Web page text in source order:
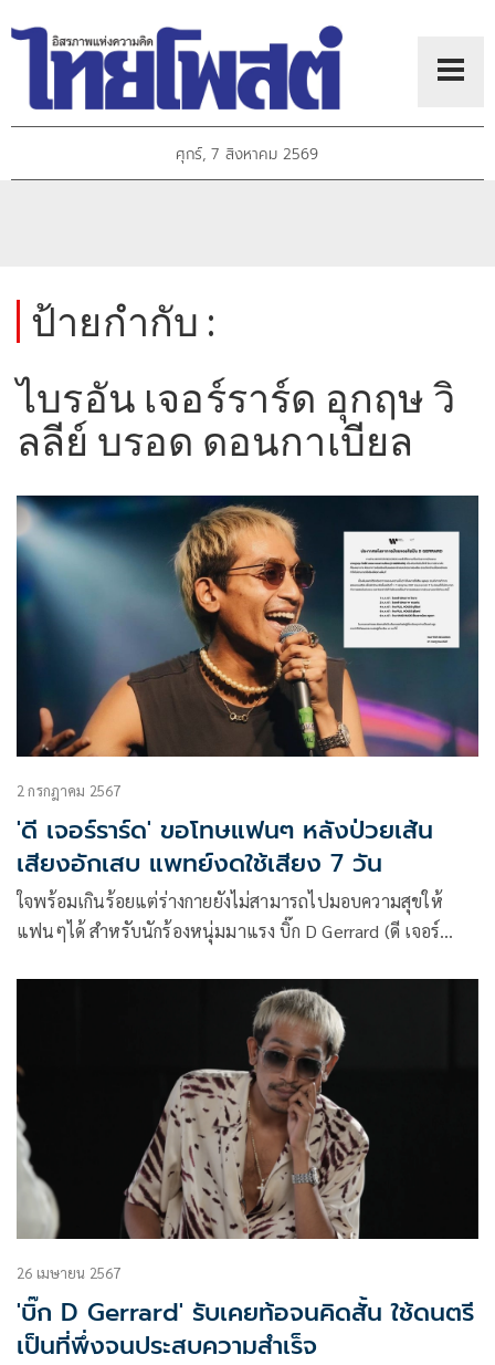
ศุกร์, 7 สิงหาคม 2569
ป้ายกำกับ :
ไบรอัน เจอร์ราร์ด อุกฤษ วิ
ลลีย์ บรอด ดอนกาเบียล
2 กรกฎาคม 2567
'ดี เจอร์ราร์ด' ขอโทษแฟนๆ หลังป่วยเส้น
เสียงอักเสบ แพทย์งดใช้เสียง 7 วัน
ใจพร้อมเกินร้อยแต่ร่างกายยังไม่สามารถไปมอบความสุขให้
แฟนๆได้ สำหรับนักร้องหนุ่มมาแรง บิ๊ก D Gerrard (ดี เจอร์
ล่าสุดทางต้นสังกัด Wayfer Records ได้โพสต์แถลงการณ์ถึง
อาการป่วยของเส้นเสียงที่อักเสบและเป็นแผลบริเวณกล่องเสียง
26 เมษายน 2567
'บิ๊ก D Gerrard' รับเคยท้อจนคิดสั้น ใช้ดนตรี
เป็นที่พึ่งจนประสบความสำเร็จ